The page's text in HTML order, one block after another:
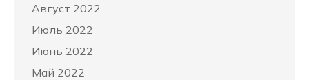
Август 2022
Июль 2022
Июнь 2022
Май 2022